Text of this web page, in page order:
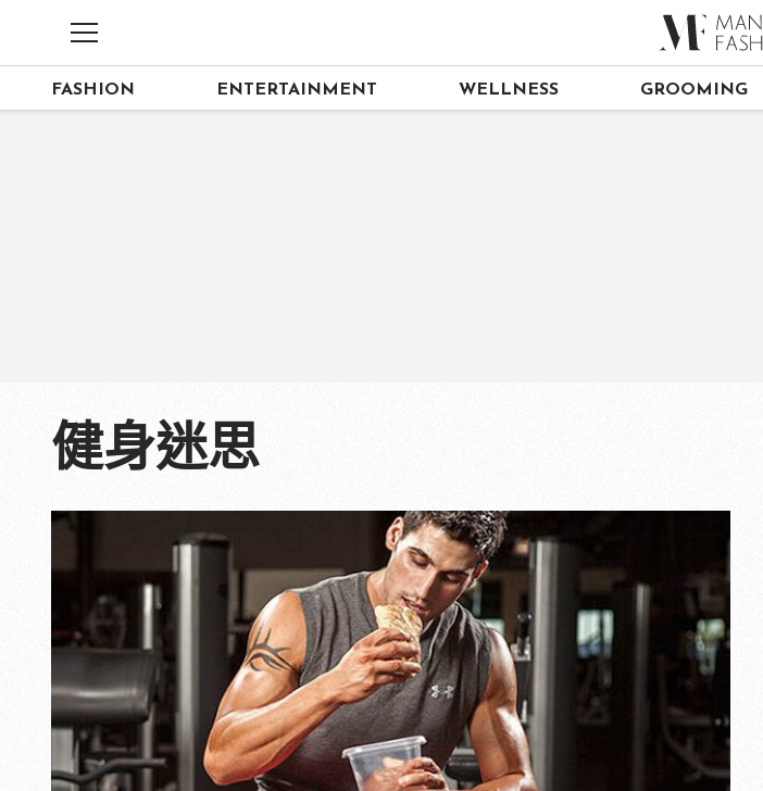
FASHION ENTERTAINMENT WELLNESS GROOMING
健身迷思